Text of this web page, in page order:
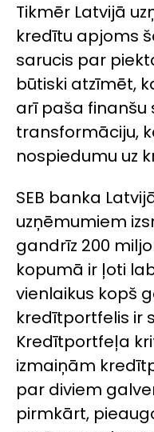
Tikmēr Latvijā
kredītu apjoms
sarucis par
būtiski atzīmēt,
arī paša finanšu
transformāciju,
nospiedumu uz
SEB banka
uzņēmumiem
gandrīz 200
kopumā ir ļoti
vienlaikus kopš
kredītportfelis ir
Kredītportfeļa
izmaiņām
par diviem
pirmkārt,